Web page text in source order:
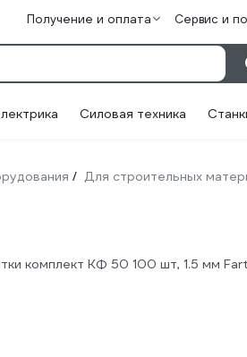
Получение и оплата Сервис и
Силовая техника
/ Для строительных
комплект КФ 50 100 шт, 1.5 мм